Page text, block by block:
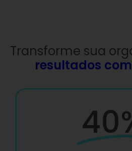
Transforme sua
resultados